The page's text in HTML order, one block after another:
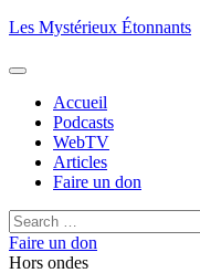
Aller
contenu
Les Mystérieux Étonnants
Accueil
Podcasts
WebTV
Articles
Faire un don
Rechercher :
Faire un don
Hors ondes